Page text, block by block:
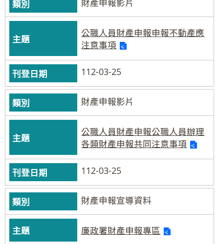
財產申報影片
公職人員財產申報申報不動產應
注意事項
112-03-25
財產申報影片
公職人員財產申報公職人員辦理
各類財產申報共同注意事項
112-03-25
財產申報宣導資料
廉政署財產申報專區